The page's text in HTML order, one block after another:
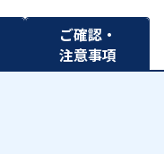
ご確認・
注意事項